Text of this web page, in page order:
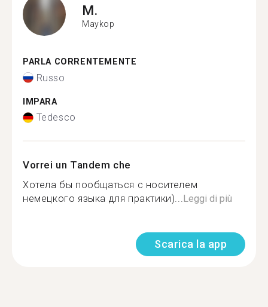
M.
Maykop
PARLA CORRENTEMENTE
Russo
IMPARA
Tedesco
Vorrei un Tandem che
Хотела бы пообщаться с носителем
немецкого языка для практики)...Leggi di più
Scarica la app